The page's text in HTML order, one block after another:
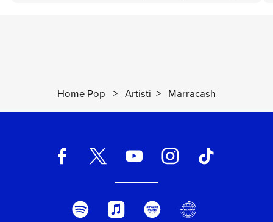
omaggio all’album di
nuovi formati da
collezione in uscita il 31
Home Pop > Artisti > Marracash